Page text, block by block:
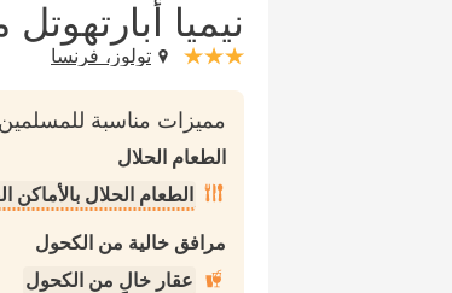
نيميا
stars: 3
تولوز، فرنسا
مميزات مناسبة للمسلمين
الطعام الحلال
الطعام الحلال بالأماكن
مرافق خالية من الكحول
عقار خالٍ من الكحول